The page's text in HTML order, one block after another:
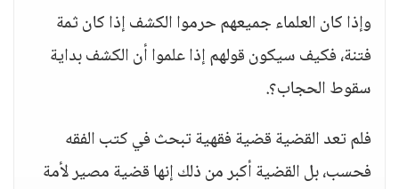
وإذا كان العلماء جميعهم حرموا الكشف إذا كان ثمة
فتنة، فكيف سيكون قولهم إذا علموا أن الكشف بداية
سقوط الحجاب؟.
فلم تعد القضية قضية فقهية تبحث في كتب الفقه
فحسب، بل القضية أكبر من ذلك إنها قضية مصير لأمة